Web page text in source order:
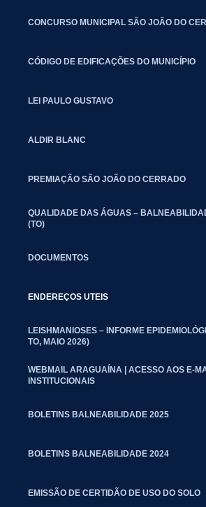
CONCURSO MUNICIPAL SÃO JOÃO DO
CÓDIGO DE EDIFICAÇÕES DO MUNICÍPIO
LEI PAULO GUSTAVO
ALDIR BLANC
PREMIAÇÃO SÃO JOÃO DO CERRADO
QUALIDADE DAS ÁGUAS –
(TO)
DOCUMENTOS
ENDEREÇOS UTEIS
LEISHMANIOSES – INFORME
TO, MAIO 2026)
WEBMAIL ARAGUAÍNA | ACESSO AOS E-
INSTITUCIONAIS
BOLETINS BALNEABILIDADE 2025
BOLETINS BALNEABILIDADE 2024
EMISSÃO DE CERTIDÃO DE USO DO SOLO